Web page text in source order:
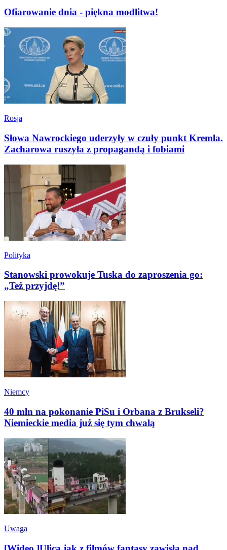
Ofiarowanie dnia - piękna modlitwa!
Rosja
Słowa Nawrockiego uderzyły w czuły punkt Kremla.
Zacharowa ruszyła z propagandą i fobiami
Polityka
Stanowski prowokuje Tuska do zaproszenia go:
„Też przyjdę!”
Niemcy
40 mln na pokonanie PiSu i Orbana z Brukseli?
Niemieckie media już się tym chwalą
Uwaga